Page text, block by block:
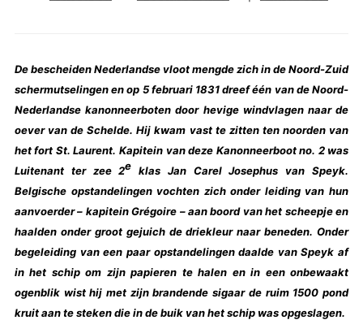
De bescheiden Nederlandse vloot mengde zich in de Noord-Zuid
schermutselingen en op 5 februari 1831 dreef één van de Noord-
Nederlandse kanonneerboten door hevige windvlagen naar de
oever van de Schelde. Hij kwam vast te zitten ten noorden van
het fort St. Laurent. Kapitein van deze Kanonneerboot no. 2 was
Luitenant ter zee 2e klas Jan Carel Josephus van Speyk.
Belgische opstandelingen vochten zich onder leiding van hun
aanvoerder – kapitein Grégoire – aan boord van het scheepje en
haalden onder groot gejuich de driekleur naar beneden. Onder
begeleiding van een paar opstandelingen daalde van Speyk af
in het schip om zijn papieren te halen en in een onbewaakt
ogenblik wist hij met zijn brandende sigaar de ruim 1500 pond
kruit aan te steken die in de buik van het schip was opgeslagen.